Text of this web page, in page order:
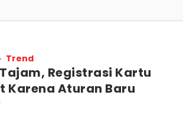
Trend
Registrasi Kartu
Karena Aturan Baru